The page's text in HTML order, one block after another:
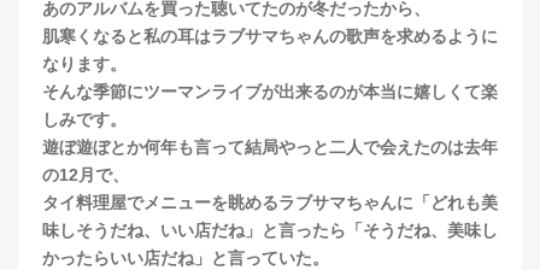
あのアルバムを買った聴いてたのが冬だったから、
肌寒くなると私の耳はラブサマちゃんの歌声を求めるように
なります。
そんな季節にツーマンライブが出来るのが本当に嬉しくて楽
しみです。
遊ぼ遊ぼとか何年も言って結局やっと二人で会えたのは去年
の12月で、
タイ料理屋でメニューを眺めるラブサマちゃんに「どれも美
味しそうだね、いい店だね」と言ったら「そうだね、美味し
かったらいい店だね」と言っていた。